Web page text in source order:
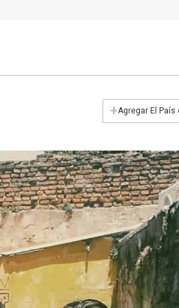
+Agregar El País